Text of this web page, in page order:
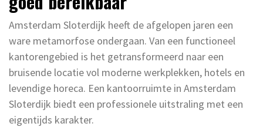
Amsterdam Sloterdijk heeft de afgelopen jaren een
ware metamorfose ondergaan. Van een functioneel
kantorengebied is het getransformeerd naar een
bruisende locatie vol moderne werkplekken, hotels en
levendige horeca. Een kantoorruimte in Amsterdam
Sloterdijk biedt een professionele uitstraling met een
eigentijds karakter.